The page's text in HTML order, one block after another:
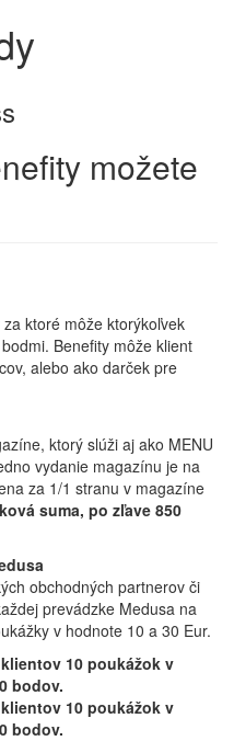
možete
za ktoré môže ktorýkoľvek
Benefity môže klient
alebo ako darček pre
ktorý slúži aj ako MENU
vydanie magazínu je na
za 1/1 stranu v magazíne
suma, po zľave 850
obchodných partnerov či
prevádzke Medusa na
v hodnote 10 a 30 Eur.
10 poukážok v
bodov.
10 poukážok v
bodov.